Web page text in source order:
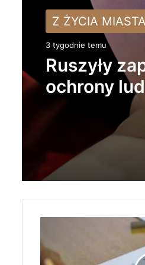
Z ŻYCIA
3 tygodnie temu
Ruszyły
ochrony
KULTURA
Młodzież
na spacer
młodych
T
U